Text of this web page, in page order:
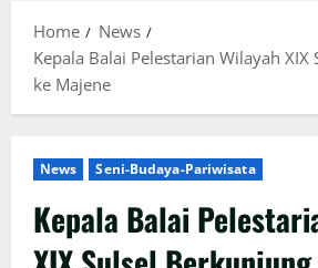
Home
News
Kepala Balai Pelestarian Wilayah
ke Majene
News Seni-Budaya-Pariwisata
Kepala Balai